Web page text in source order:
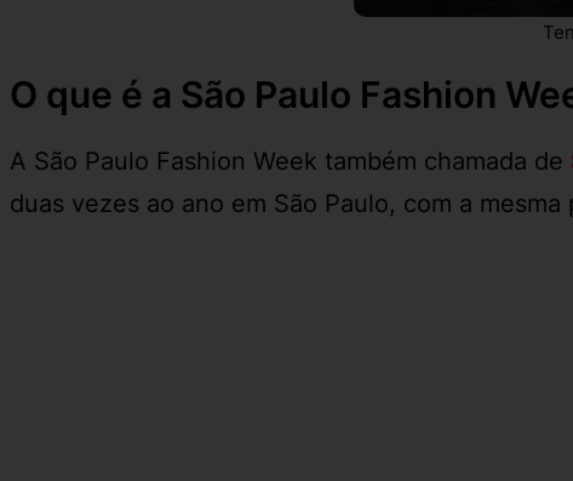
O que é a São Paulo Fashion
A São Paulo Fashion Week também chamada de
duas vezes ao ano em São Paulo, com a